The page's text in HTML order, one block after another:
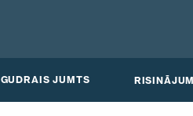
GUDRAIS JUMTS